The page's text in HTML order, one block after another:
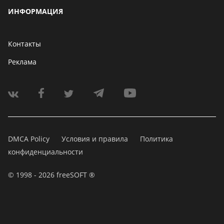
ИНФОРМАЦИЯ
Контакты
Реклама
DMCA Policy Условия и правила
Политика
конфиденциальности
© 1998 - 2026 freeSOFT ®